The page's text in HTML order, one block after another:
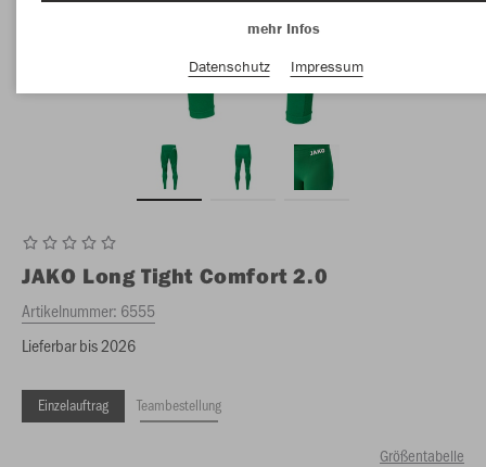
JAKO Long Tight Comfort 2.0
Artikelnummer: 6555
Lieferbar bis 2026
Einzelauftrag Teambestellung
Größentabelle
mehr Infos
Datenschutz
Impressum